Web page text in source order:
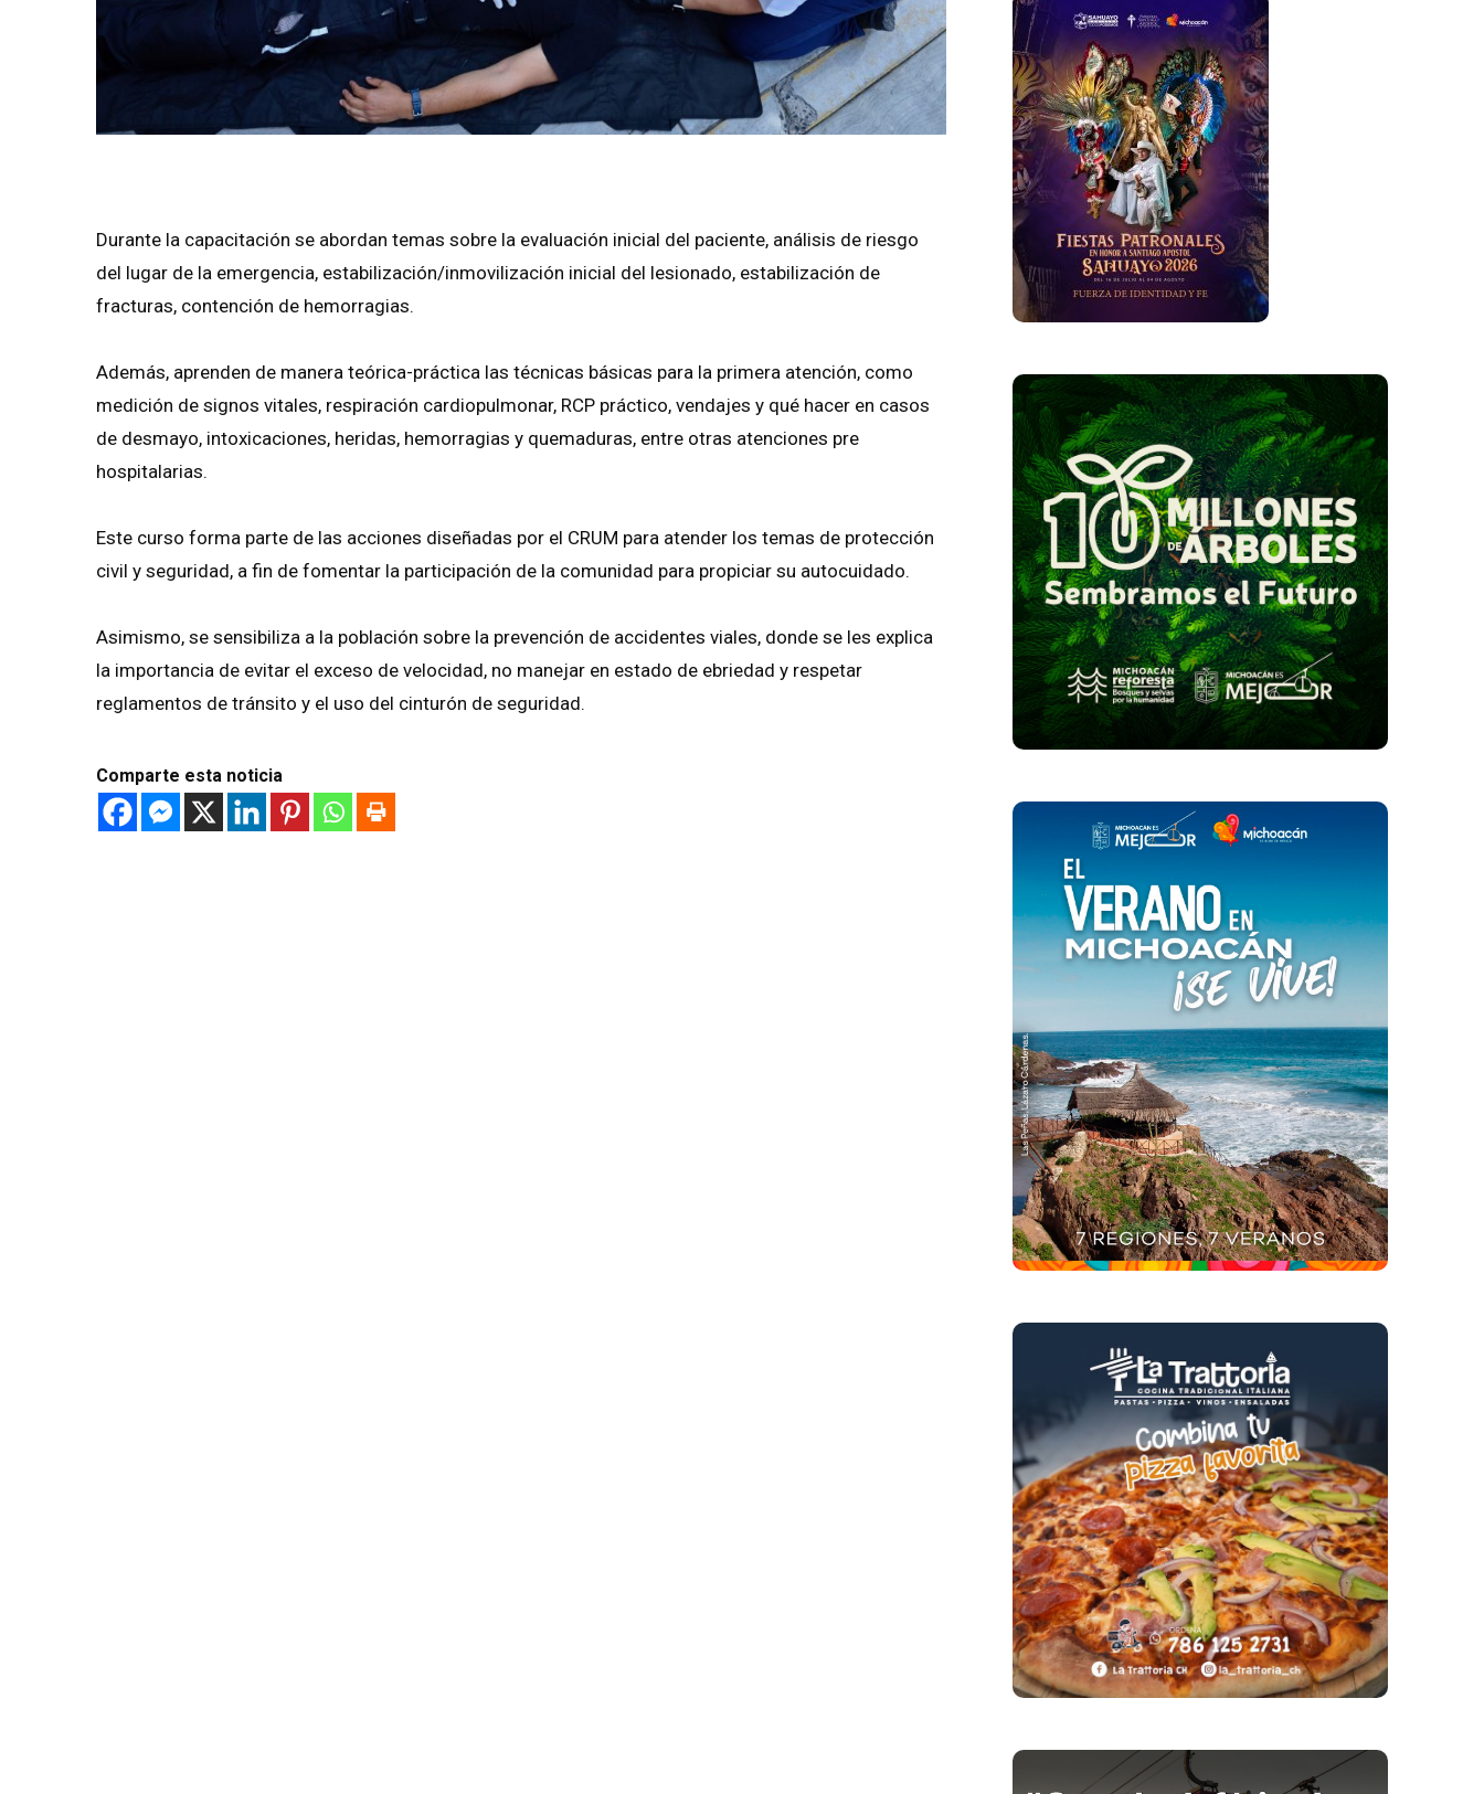
Durante la capacitación se abordan temas sobre la evaluación inicial del paciente, análisis de riesgo
del lugar de la emergencia, estabilización/inmovilización inicial del lesionado, estabilización de
fracturas, contención de hemorragias.
Además, aprenden de manera teórica-práctica las técnicas básicas para la primera atención, como
medición de signos vitales, respiración cardiopulmonar, RCP práctico, vendajes y qué hacer en casos
de desmayo, intoxicaciones, heridas, hemorragias y quemaduras, entre otras atenciones pre
hospitalarias.
Este curso forma parte de las acciones diseñadas por el CRUM para atender los temas de protección
civil y seguridad, a fin de fomentar la participación de la comunidad para propiciar su autocuidado.
Asimismo, se sensibiliza a la población sobre la prevención de accidentes viales, donde se les explica
la importancia de evitar el exceso de velocidad, no manejar en estado de ebriedad y respetar
reglamentos de tránsito y el uso del cinturón de seguridad.
Comparte esta noticia